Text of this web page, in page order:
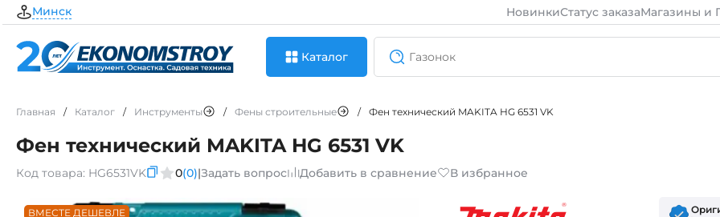
Минск НовинкиСтатус заказаМагазины и
Каталог
Главная / Каталог / Инструменты / Фены строительные / Фен технический MAKITA HG 6531 VK
Фен технический MAKITA HG 6531 VK
Код товара: HG6531VK 0(0)|Задать вопрос Добавить в сравнение В избранное
ВМЕСТЕ ДЕШЕВЛЕ